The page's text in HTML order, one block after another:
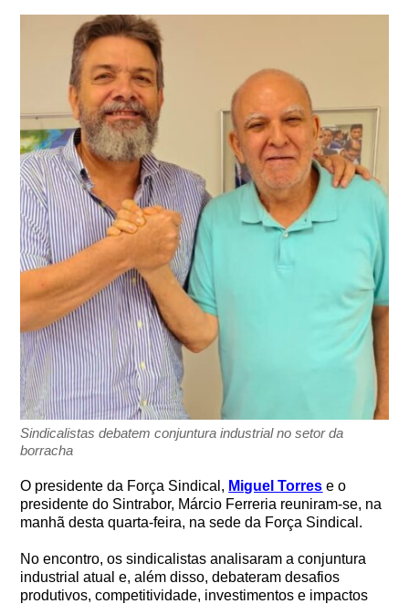
Sindicalistas debatem conjuntura industrial no setor da
borracha
O presidente da Força Sindical, Miguel Torres e o
presidente do Sintrabor, Márcio Ferreria reuniram-se, na
manhã desta quarta-feira, na sede da Força Sindical.
No encontro, os sindicalistas analisaram a conjuntura
industrial atual e, além disso, debateram desafios
produtivos, competitividade, investimentos e impactos